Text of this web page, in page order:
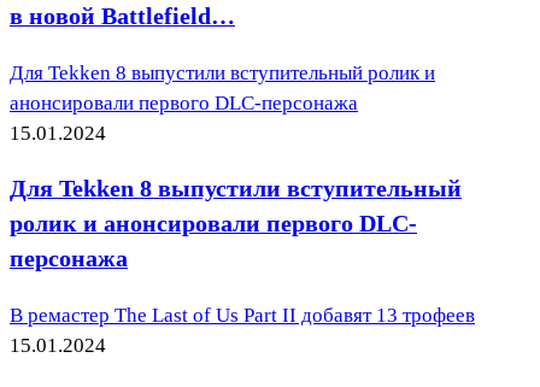
в новой Battlefield…
Для Tekken 8 выпустили вступительный ролик и
анонсировали первого DLC-персонажа
15.01.2024
Для Tekken 8 выпустили вступительный
ролик и анонсировали первого DLC-
персонажа
В ремастер The Last of Us Part II добавят 13 трофеев
15.01.2024